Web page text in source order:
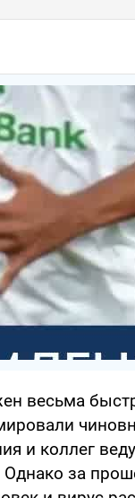
весьма
и коллег
Однако за